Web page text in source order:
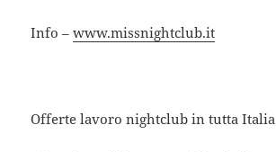
Info –www.missnightclub.it
Offerte lavoro nightclub in tutta Italia